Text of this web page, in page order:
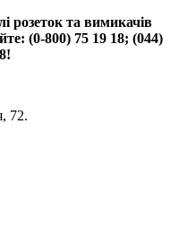
розеток та вимикачів
(0-800) 75 19 18; (044)
72.